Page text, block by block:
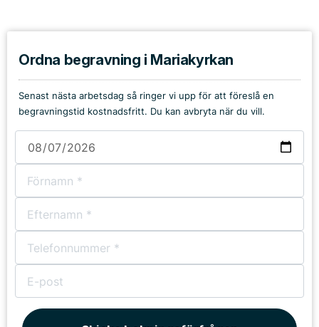
Ordna begravning i Mariakyrkan
Senast nästa arbetsdag så ringer vi upp för att föreslå en
begravningstid kostnadsfritt. Du kan avbryta när du vill.